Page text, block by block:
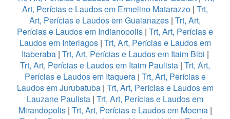
Art, Perícias e Laudos em Ermelino Matarazzo | Trt,
Art, Perícias e Laudos em Guaianazes | Trt, Art,
Perícias e Laudos em Indianopolis | Trt, Art, Perícias e
Laudos em Interlagos| Trt, Art, Perícias e Laudos em
Itaberaba| Trt, Art, Perícias e Laudos em Itaim Bibi |
Trt, Art, Perícias e Laudos em Itaim Paulista | Trt, Art,
Perícias e Laudos em Itaquera| Trt, Art, Perícias e
Laudos em Jurubatuba| Trt, Art, Perícias e Laudos em
Lauzane Paulista | Trt, Art, Perícias e Laudos em
Mirandopolis| Trt, Art, Perícias e Laudos em Moema|